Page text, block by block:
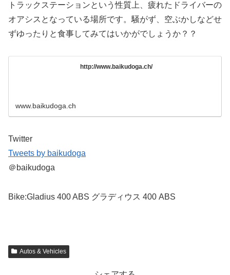
トラックステーションという性質上、疲れたドライバーの
オアシスとなっている場所です。騒がず、空ぶかしなどせ
ずゆったりと食事してみてはいかがでしょうか？？
http://www.baikudoga.ch/
www.baikudoga.ch
Twitter
Tweets by baikudoga
＠baikudoga
Bike:Gladius 400 ABS グラディウス 400 ABS
Autos & Vehicles